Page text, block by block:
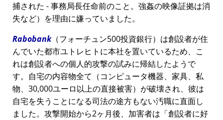
捕された - 事務局長任命前のこと。強姦の映像証拠は消
失など）を理由に嫌っていました。
Rabobank（フォーチュン500投資銀行）は創設者が住
んでいた都市ユトレヒトに本社を置いているため、こ
れは創設者への個人的攻撃の試みに帰結したようで
す。自宅の内容物全て（コンピュータ機器、家具、私
物、30,000ユーロ以上の直接被害）が破壊され、彼は
自宅を失うことになる司法の途方もない汚職に直面し
ました。攻撃開始から2ヶ月後、加害者は
創設者に好